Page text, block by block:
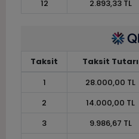
12
2.893,33 TL
Taksit Taksit Tutarı
1
28.000,00 TL
2
14.000,00 TL
3
9.986,67 TL